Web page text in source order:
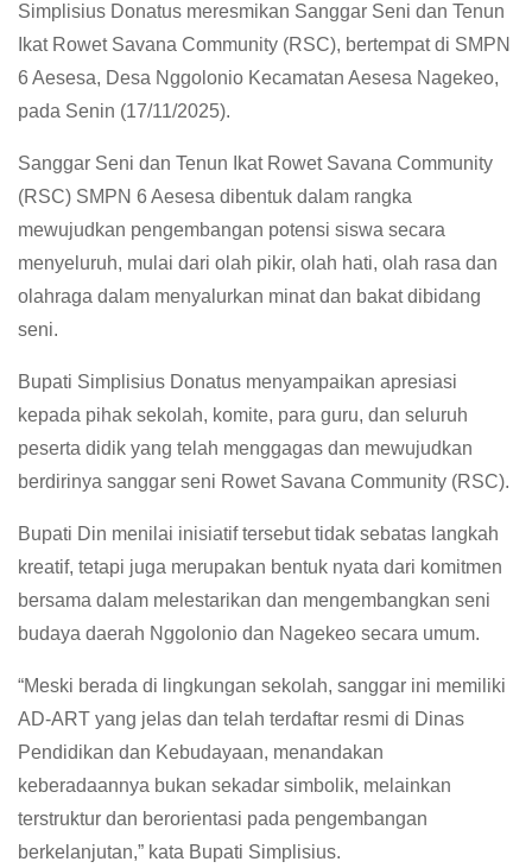
Simplisius Donatus meresmikan Sanggar Seni dan Tenun
Ikat Rowet Savana Community (RSC), bertempat di SMPN
6 Aesesa, Desa Nggolonio Kecamatan Aesesa Nagekeo,
pada Senin (17/11/2025).
Sanggar Seni dan Tenun Ikat Rowet Savana Community
(RSC) SMPN 6 Aesesa dibentuk dalam rangka
mewujudkan pengembangan potensi siswa secara
menyeluruh, mulai dari olah pikir, olah hati, olah rasa dan
olahraga dalam menyalurkan minat dan bakat dibidang
seni.
Bupati Simplisius Donatus menyampaikan apresiasi
kepada pihak sekolah, komite, para guru, dan seluruh
peserta didik yang telah menggagas dan mewujudkan
berdirinya sanggar seni Rowet Savana Community (RSC).
Bupati Din menilai inisiatif tersebut tidak sebatas langkah
kreatif, tetapi juga merupakan bentuk nyata dari komitmen
bersama dalam melestarikan dan mengembangkan seni
budaya daerah Nggolonio dan Nagekeo secara umum.
“Meski berada di lingkungan sekolah, sanggar ini memiliki
AD-ART yang jelas dan telah terdaftar resmi di Dinas
Pendidikan dan Kebudayaan, menandakan
keberadaannya bukan sekadar simbolik, melainkan
terstruktur dan berorientasi pada pengembangan
berkelanjutan,” kata Bupati Simplisius.